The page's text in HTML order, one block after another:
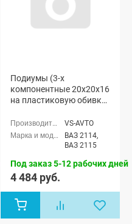
Подиумы (3-х
компонентные 20x20x16
на пластиковую обивку
вставками) "VS-avto"
ВАЗ 2114-15
VS-AVTO
ВАЗ 2114,
ВАЗ 2115
Под заказ 5-12 рабочих дней
4 484 руб.